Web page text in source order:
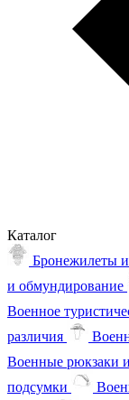
Каталог
Бронежилеты
и обмундирование
Военное
различия
Военные рюкзаки
подсумки